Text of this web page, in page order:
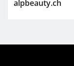
alpbeauty.ch